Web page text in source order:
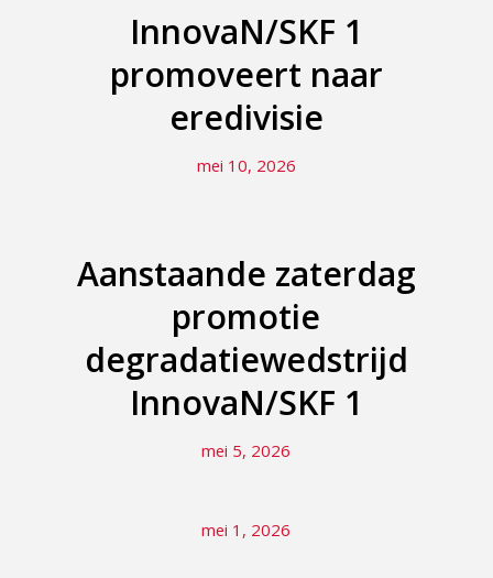
InnovaN/SKF 1
promoveert naar
eredivisie
mei 10, 2026
Aanstaande zaterdag
promotie
degradatiewedstrijd
InnovaN/SKF 1
mei 5, 2026
mei 1, 2026